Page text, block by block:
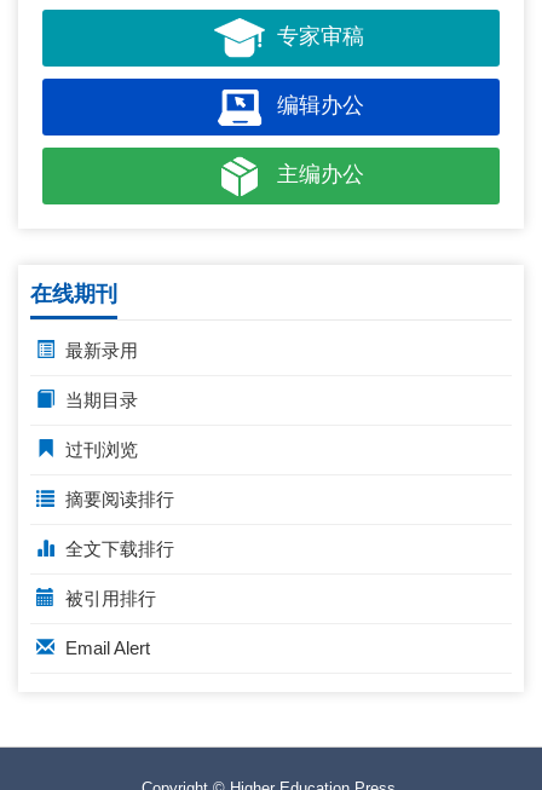
专家审稿
编辑办公
主编办公
在线期刊
最新录用
当期目录
过刊浏览
摘要阅读排行
全文下载排行
被引用排行
Email Alert